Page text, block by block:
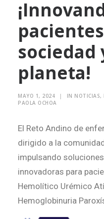
CONTACTO
CAMPAÑAS
Search
sociedad
planeta!
MAYO 1, 2024 | IN NOTICIAS,
PAOLA OCHOA
El Reto Andino de
dirigido a la
impulsando
innovadoras para
Hemolítico Urémico
Hemoglobinuria